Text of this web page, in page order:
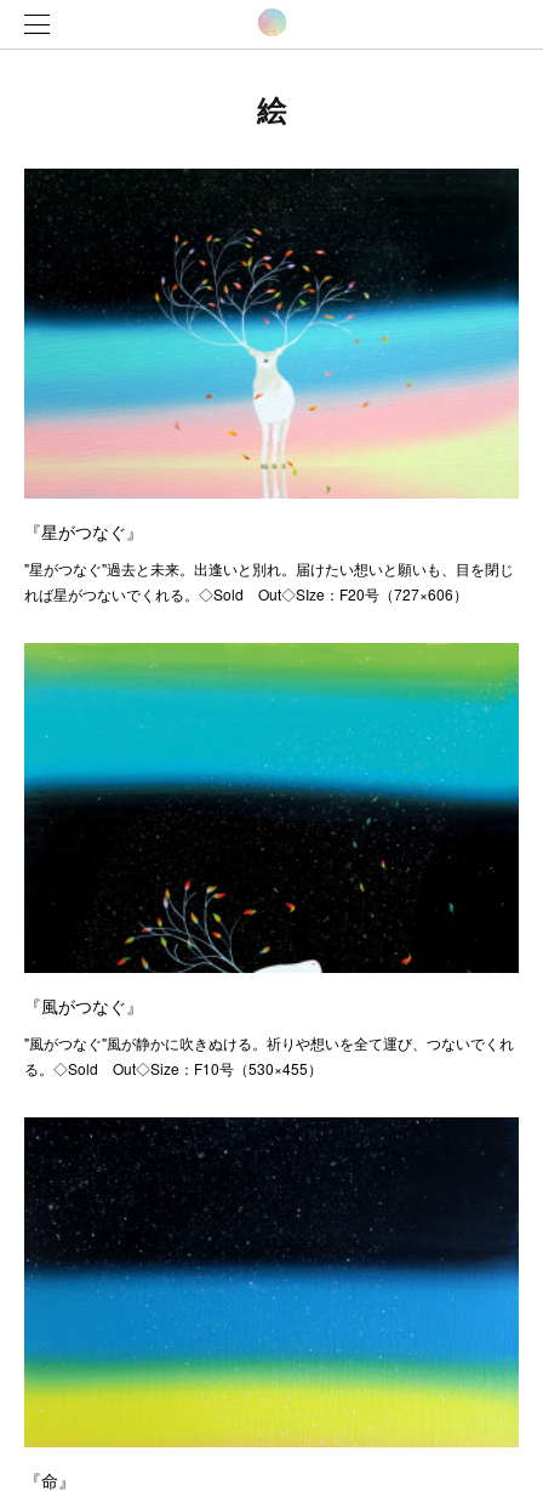
絵
『星がつなぐ』
"星がつなぐ"過去と未来。出逢いと別れ。届けたい想いと願いも、目を閉じ
れば星がつないでくれる。◇Sold Out◇SIze：F20号（727×606）
『風がつなぐ』
"風がつなぐ"風が静かに吹きぬける。祈りや想いを全て運び、つないでくれ
る。◇Sold Out◇Size：F10号（530×455）
『命』